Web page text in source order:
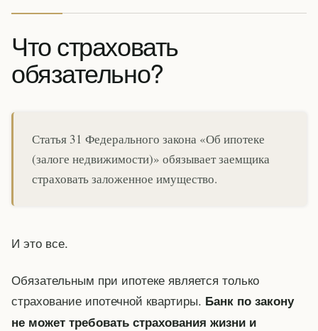
Что страховать
обязательно?
Статья 31 Федерального закона «Об ипотеке
(залоге недвижимости)» обязывает заемщика
страховать заложенное имущество.
И это все.
Обязательным при ипотеке является только
страхование ипотечной квартиры. Банк по закону
не может требовать страхования жизни и